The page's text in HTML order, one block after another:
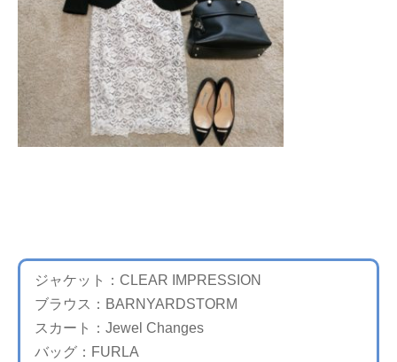
ジャケット：CLEAR IMPRESSION
ブラウス：BARNYARDSTORM
スカート：Jewel Changes
バッグ：FURLA